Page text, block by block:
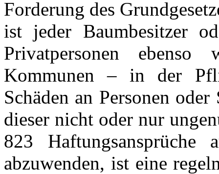
Forderung des
ist jeder Baumbesitzer
Privatpersonen
Kommunen – in der
Schäden an Personen
dieser nicht oder nur
823
abzuwenden, ist eine